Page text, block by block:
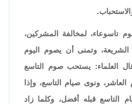
تاسوعاء، لمخالفة المشركين،
وتمنى أن يصوم اليوم
العلماء: يستحب صوم التاسع
ونوى صيام التاسع، وإذا
التاسع قبله أفضل، وكلما زاد